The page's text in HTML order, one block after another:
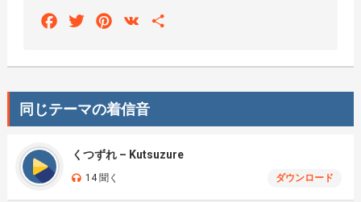
FacebookTwitterPinterest
VK
同じテーマの着信音
くつずれ – Kutsuzure
14 聞く ダウンロード